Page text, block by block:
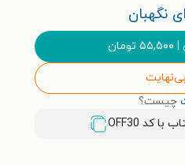
نگهبان
۵۵,۵۰۰ تومان
چیست؟
OFF30